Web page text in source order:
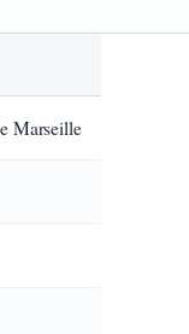
Marseille